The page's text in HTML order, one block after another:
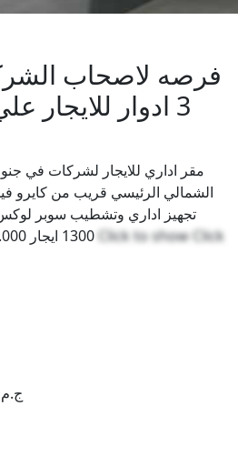
فرصه لاصحاب
الشمالي الرئيسي قريب من كايرو
Click to showClick
ج.م